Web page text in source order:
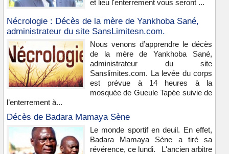
et lieu l'enterrement vous seront ...
Nécrologie : Décès de la mère de Yankhoba Sané,
administrateur du site SansLimitesn.com.
Nous venons d’apprendre le décès
de la mère de Yankhoba Sané,
administrateur du site
Sanslimites.com. La levée du corps
est prévue à 14 heures à la
mosquée de Gueule Tapée suivie de
l’enterrement à...
Décès de Badara Mamaya Sène
Le monde sportif en deuil. En effet,
Badara Mamaya Sène a tiré sa
révérence, ce lundi. L'ancien arbitre